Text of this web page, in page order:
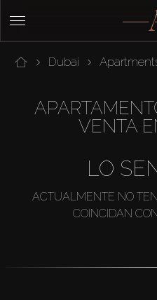
Dubai
VENTA
LO
ACTUALMENTE NO
COINCIDAN